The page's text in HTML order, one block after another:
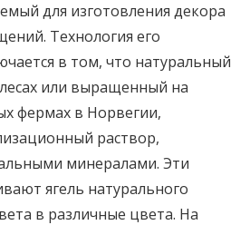
для изготовления декора
Технология его
в том, что натуральный
или выращенный на
фермах в Норвегии,
раствор,
минералами. Эти
ягель натурального
в различные цвета. На